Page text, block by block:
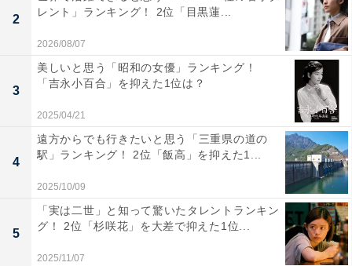
1位：『黒崎くんの言いなりになんてならない』
（黒崎晴人）／81票
2
レント」ランキング！ 2位「目黒蓮...
2026/08/07
3
美しいと思う「昭和の女優」ランキング！
「吉永小百合」を抑えた1位は？
2025/04/21
4
遠方からでも行きたいと思う「三重県の道の
駅」ランキング！ 2位「飯高」を抑えた1...
2025/10/09
5
「実は二世」と知って驚いたタレントランキン
グ！ 2位「杉咲花」を大差で抑えた1位...
2025/11/07